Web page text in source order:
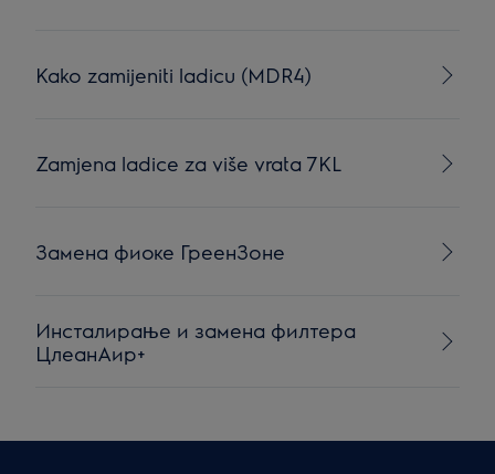
Kako zamijeniti ladicu (MDR4)
Zamjena ladice za više vrata 7KL
Замена фиоке ГреенЗоне
Инсталирање и замена филтера
ЦлеанАир+